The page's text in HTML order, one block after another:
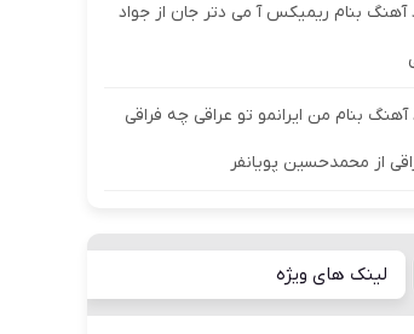
آهنگ بنام ریمیکس آ می دتر جان از جواد
آهنگ بنام من ایرانمو تو عراقی چه فراقی
از محمدحسین پویانفر
لینک های ویژه